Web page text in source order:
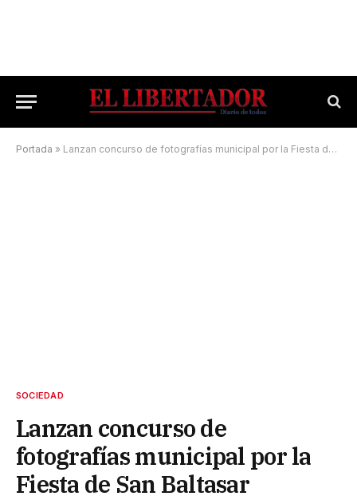
Portada » Lanzan concurso de fotografías municipal por la Fiesta de San Baltasar
SOCIEDAD
Lanzan concurso de
fotografías municipal por la
Fiesta de San Baltasar